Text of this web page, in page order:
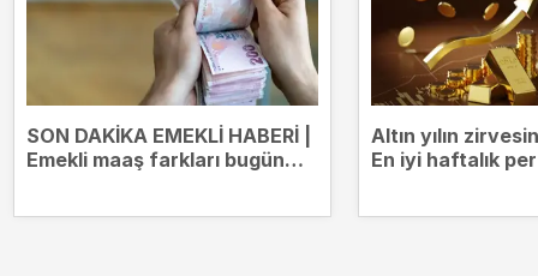
SON DAKİKA EMEKLİ HABERİ |
Emekli maaş farkları bugün
Altın yılın
En iyi haftalık